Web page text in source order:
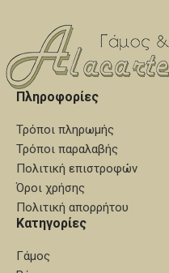
Πληροφορίες
Τρόποι πληρωμής
Τρόποι παραλαβής
Πολιτική επιστροφών
Όροι χρήσης
Πολιτική απορρήτου
Κατηγορίες
Γάμος